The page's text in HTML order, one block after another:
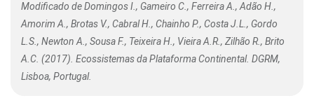
Modificado de Domingos I., Gameiro C., Ferreira A., Adão H.,
Amorim A., Brotas V., Cabral H., Chainho P., Costa J.L., Gordo
L.S., Newton A., Sousa F., Teixeira H., Vieira A.R., Zilhão R., Brito
A.C. (2017). Ecossistemas da Plataforma Continental. DGRM,
Lisboa, Portugal.